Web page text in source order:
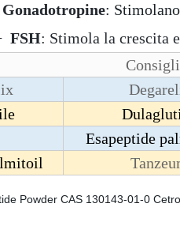
:
FSH: Stimola la crescita
Esapeptide